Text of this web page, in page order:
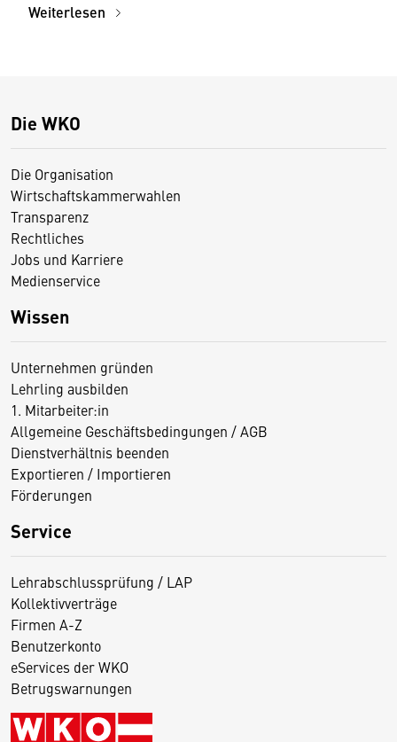
Weiterlesen
Die WKO
Die Organisation
Wirtschaftskammerwahlen
Transparenz
Rechtliches
Jobs und Karriere
Medienservice
Wissen
Unternehmen gründen
Lehrling ausbilden
1. Mitarbeiter:in
Allgemeine Geschäftsbedingungen / AGB
Dienstverhältnis beenden
Exportieren / Importieren
Förderungen
Service
Lehrabschlussprüfung / LAP
Kollektivverträge
Firmen A-Z
Benutzerkonto
eServices der WKO
Betrugswarnungen